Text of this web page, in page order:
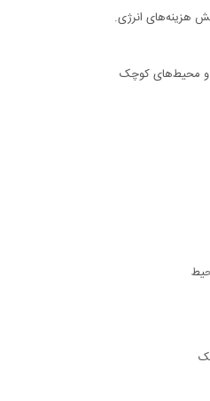
هزینه‌های انرژی.
و محیط‌های کوچک